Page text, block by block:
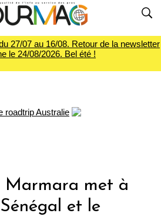
27/07 au 16/08. Retour de la newsletter
le 24/08/2026. Bel été !
Marmara met à
et le